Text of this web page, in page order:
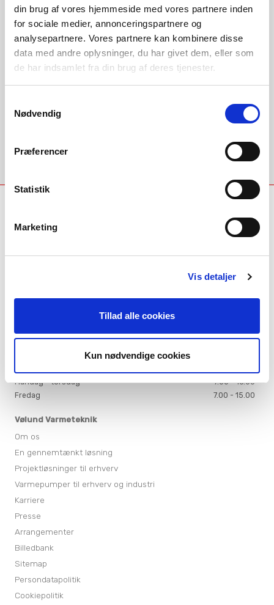
din brug af vores hjemmeside med vores partnere inden
for sociale medier, annonceringspartnere og
analysepartnere. Vores partnere kan kombinere disse
data med andre oplysninger, du har givet dem, eller som
de har indsamlet fra din brug af deres tjenester.
Nødvendig
Præferencer
Statistik
Marketing
Vis detaljer
Tillad alle cookies
Kun nødvendige cookies
Overvejer du et produkt fra Vølund
Varmeteknik? Få et uforpligtende tilbud.
Eller få besøg af din lokale Vølund-
specialist.
phone Kontakt erhverv
NIBE Uplink
Mandag - torsdag
7.00 - 16.00
Fredag
7.00 - 15.00
Vølund Varmeteknik
Om os
En gennemtænkt løsning
Projektløsninger til erhverv
Varmepumper til erhverv og industri
Karriere
Presse
Arrangementer
Billedbank
Sitemap
Persondatapolitik
Cookiepolitik